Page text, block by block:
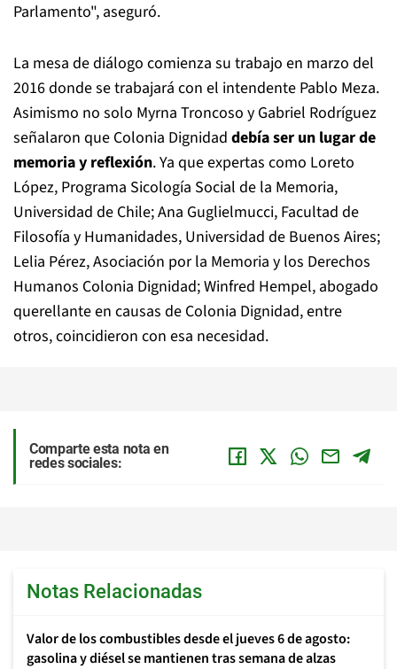
Parlamento", aseguró.
La mesa de diálogo comienza su trabajo en marzo del
2016 donde se trabajará con el intendente Pablo Meza.
Asimismo no solo Myrna Troncoso y Gabriel Rodríguez
señalaron que Colonia Dignidad debía ser un lugar de
memoria y reflexión. Ya que expertas como Loreto
López, Programa Sicología Social de la Memoria,
Universidad de Chile; Ana Guglielmucci, Facultad de
Filosofía y Humanidades, Universidad de Buenos Aires;
Lelia Pérez, Asociación por la Memoria y los Derechos
Humanos Colonia Dignidad; Winfred Hempel, abogado
querellante en causas de Colonia Dignidad, entre
otros, coincidieron con esa necesidad.
Comparte esta nota en
redes sociales:
Notas Relacionadas
Valor de los combustibles desde el jueves 6 de agosto:
gasolina y diésel se mantienen tras semana de alzas